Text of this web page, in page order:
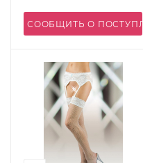
СООБЩИТЬ О